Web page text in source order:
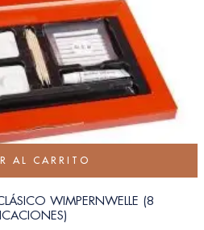
AL CARRITO
WIMPERNWELLE (8